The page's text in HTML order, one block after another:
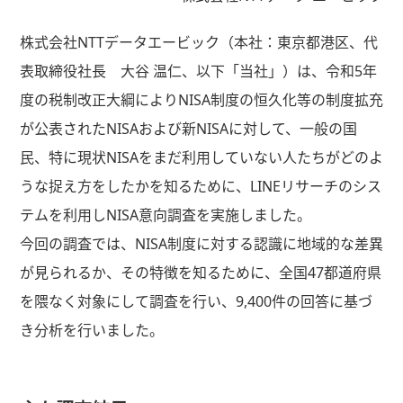
株式会社NTTデータエービック（本社：東京都港区、代
表取締役社長 大谷 温仁、以下「当社」）は、令和5年
度の税制改正大綱によりNISA制度の恒久化等の制度拡充
が公表されたNISAおよび新NISAに対して、一般の国
民、特に現状NISAをまだ利用していない人たちがどのよ
うな捉え方をしたかを知るために、LINEリサーチのシス
テムを利用しNISA意向調査を実施しました。
今回の調査では、NISA制度に対する認識に地域的な差異
が見られるか、その特徴を知るために、全国47都道府県
を隈なく対象にして調査を行い、9,400件の回答に基づ
き分析を行いました。